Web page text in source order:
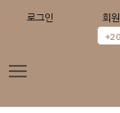
로그인 회